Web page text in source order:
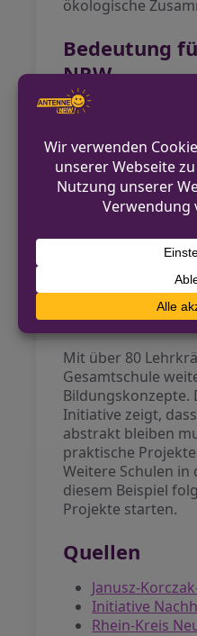
ökologische
Bedeutung
NRW
Der
Gesamtschule
Umweltbildung
wirkungsvoll
Ausschuss des
Solche Initiativen
andere Schulen in
Ausblick
Mit über 80
Gesamtschule
Bildungskonzepte.
Initiative zeigt,
abstrakt bleiben
praktische
Weitere Schulen
diesem Beispiel
Projekte starten.
Quellen
Janusz-
Initiative
Rhein-Kreis